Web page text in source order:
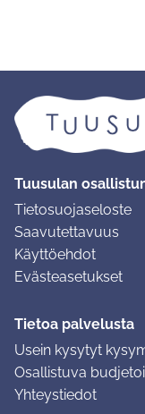
Tuusulan
Tietosuojaseloste
Saavutettavuus
Käyttöehdot
Evästeasetukset
Tietoa palvelusta
Usein kysytyt
Osallistuva
Yhteystiedot